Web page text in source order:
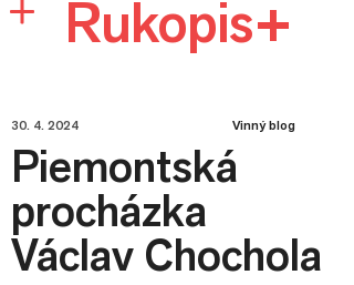
Rukopis+
30. 4. 2024 Vinný blog
Piemontská
procházka
Václav Chochola